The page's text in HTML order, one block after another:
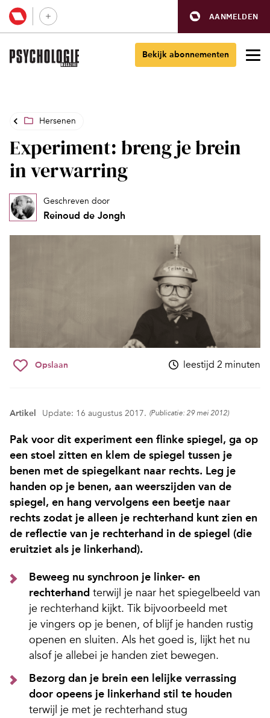
AANMELDEN
Bekijk abonnementen
Hersenen
Experiment: breng je brein
in verwarring
Geschreven door
Reinoud de Jongh
Opslaan leestijd 2 minuten
Artikel Update: 16 augustus 2017. (Publicatie: 29 mei 2012)
Pak voor dit experiment een flinke spiegel, ga op
een stoel zitten en klem de spiegel tussen je
benen met de spiegelkant naar rechts. Leg je
handen op je benen, aan weerszijden van de
spiegel, en hang vervolgens een beetje naar
rechts zodat je alleen je rechterhand kunt zien en
de reflectie van je rechterhand in de spiegel (die
eruitziet als je linkerhand).
Beweeg nu synchroon je linker- en
rechterhand terwijl je naar het spiegelbeeld van
je rechterhand kijkt. Tik bijvoorbeeld met
je vingers op je benen, of blijf je handen rustig
openen en sluiten. Als het goed is, lijkt het nu
alsof je allebei je handen ziet bewegen.
Bezorg dan je brein een lelijke verrassing
door opeens je linkerhand stil te houden
terwijl je met je rechterhand stug